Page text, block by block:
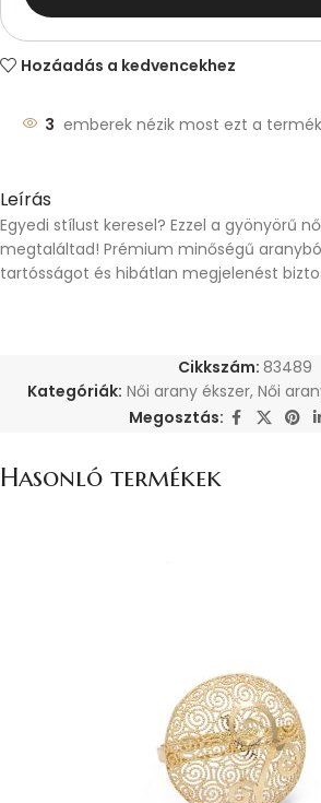
Hozáadás a kedvencekhez
3 emberek nézik most ezt a
Leírás
Egyedi stílust keresel? Ezzel a gyönyörű
megtaláltad! Prémium minőségű
tartósságot és hibátlan megjelenést
Cikkszám: 83489
Kategóriák: Női arany ékszer, Női
Megosztás:
Hasonló termékek